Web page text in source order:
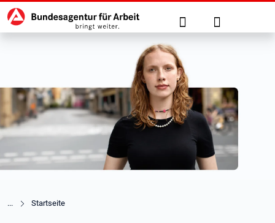
zu den Hauptinhalten springen
Hauptnavigation Suche Anmelden
Startseite